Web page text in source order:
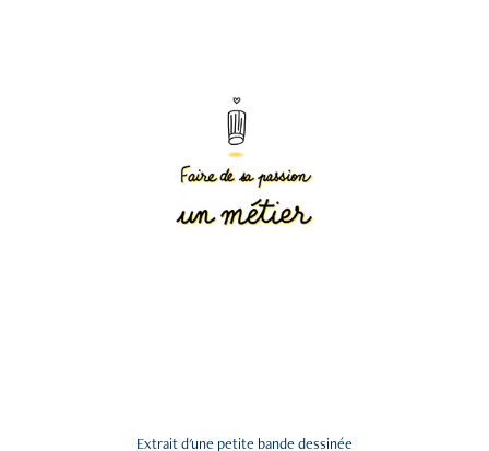
Extrait d'une petite bande dessinée